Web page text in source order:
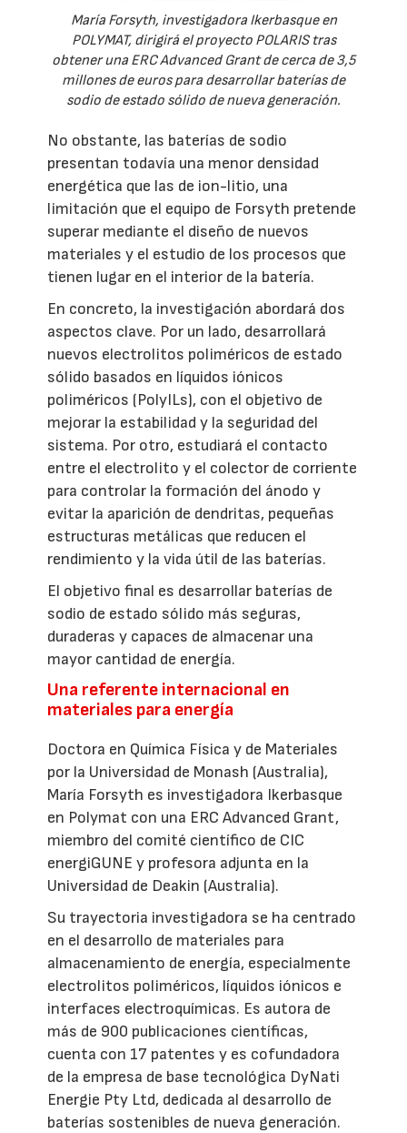
María Forsyth, investigadora Ikerbasque en
POLYMAT, dirigirá el proyecto POLARIS tras
obtener una ERC Advanced Grant de cerca de 3,5
millones de euros para desarrollar baterías de
sodio de estado sólido de nueva generación.
No obstante, las baterías de sodio
presentan todavía una menor densidad
energética que las de ion-litio, una
limitación que el equipo de Forsyth pretende
superar mediante el diseño de nuevos
materiales y el estudio de los procesos que
tienen lugar en el interior de la batería.
En concreto, la investigación abordará dos
aspectos clave. Por un lado, desarrollará
nuevos electrolitos poliméricos de estado
sólido basados en líquidos iónicos
poliméricos (PolyILs), con el objetivo de
mejorar la estabilidad y la seguridad del
sistema. Por otro, estudiará el contacto
entre el electrolito y el colector de corriente
para controlar la formación del ánodo y
evitar la aparición de dendritas, pequeñas
estructuras metálicas que reducen el
rendimiento y la vida útil de las baterías.
El objetivo final es desarrollar baterías de
sodio de estado sólido más seguras,
duraderas y capaces de almacenar una
mayor cantidad de energía.
Una referente internacional en
materiales para energía
Doctora en Química Física y de Materiales
por la Universidad de Monash (Australia),
María Forsyth es investigadora Ikerbasque
en Polymat con una ERC Advanced Grant,
miembro del comité científico de CIC
energiGUNE y profesora adjunta en la
Universidad de Deakin (Australia).
Su trayectoria investigadora se ha centrado
en el desarrollo de materiales para
almacenamiento de energía, especialmente
electrolitos poliméricos, líquidos iónicos e
interfaces electroquímicas. Es autora de
más de 900 publicaciones científicas,
cuenta con 17 patentes y es cofundadora
de la empresa de base tecnológica DyNati
Energie Pty Ltd, dedicada al desarrollo de
baterías sostenibles de nueva generación.